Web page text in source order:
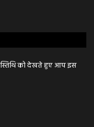
को देखते हुए आप इस